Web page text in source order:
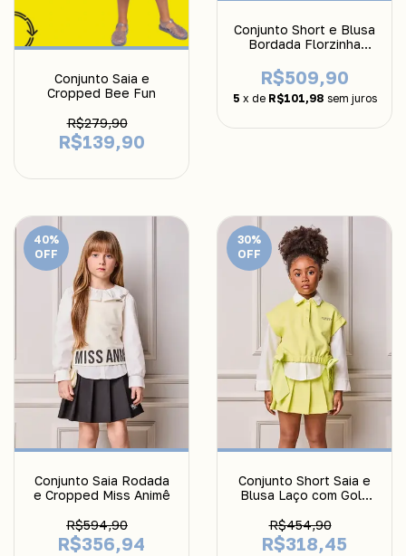
Conjunto Saia e
Cropped Bee Fun
R$279,90
R$139,90
Conjunto Short e Blusa
Bordada Florzinha
R$509,90
5 x de R$101,98 sem juros
40%
OFF
Conjunto Saia Rodada
e Cropped Miss Animê
R$594,90
R$356,94
30%
OFF
Conjunto Short Saia e
Blusa Laço com Gola
R$454,90
R$318,45